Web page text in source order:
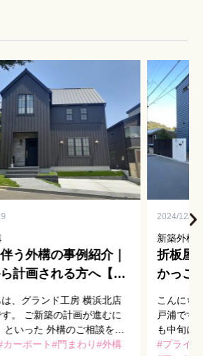
う外構の事例紹介｜
計画される方へ【港
、グランド工房 横浜北店
。 ご新築の計画が進むに
といった 外構のご相談を良
ます。 毎日の出入りを支
カーポート 門まわり 外構
2024/12/08
新築外構
折板屋
かっこ
こんにち
戸浦です
も中旬に
師走とい
プライ